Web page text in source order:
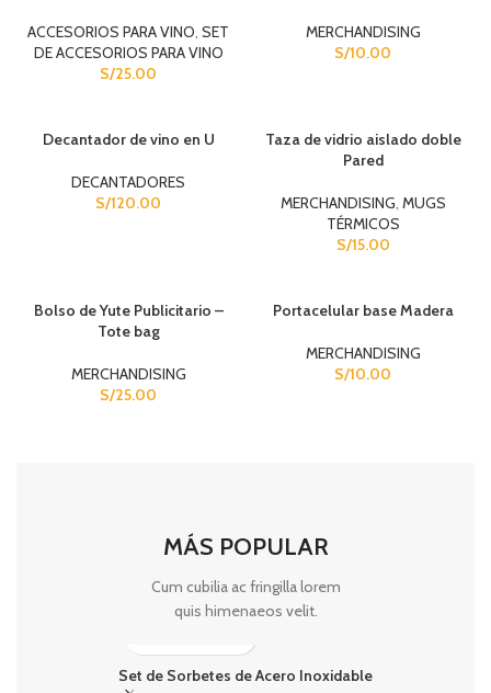
ACCESORIOS PARA VINO, SET
DE ACCESORIOS PARA VINO
S/25.00
MERCHANDISING
S/10.00
Decantador de vino en U
DECANTADORES
S/120.00
Taza de vidrio aislado doble
Pared
MERCHANDISING, MUGS
TÉRMICOS
S/15.00
Bolso de Yute Publicitario –
Tote bag
MERCHANDISING
S/25.00
Portacelular base Madera
MERCHANDISING
S/10.00
MÁS POPULAR
Cum cubilia ac fringilla lorem
quis himenaeos velit.
Set de Sorbetes de Acero Inoxidable